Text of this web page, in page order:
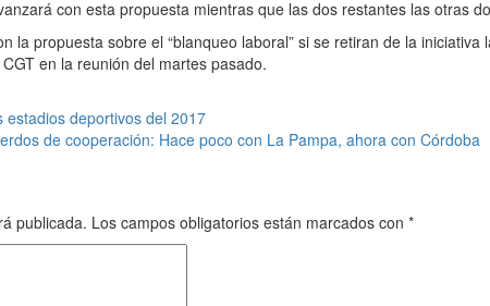
con esta propuesta mientras que las dos restantes las otras
la propuesta sobre el “blanqueo laboral” si se retiran de la
en la reunión del martes pasado.
deportivos del 2017
de cooperación: Hace poco con La Pampa, ahora con Córdoba
publicada. Los campos obligatorios están marcados con *